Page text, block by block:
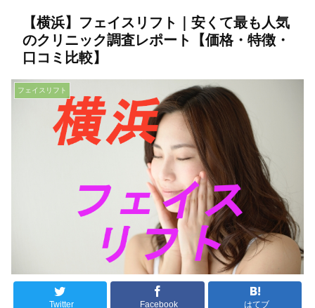
【横浜】フェイスリフト｜安くて最も人気
のクリニック調査レポート【価格・特徴・
口コミ比較】
フェイスリフト
Twitter Facebook はてブ